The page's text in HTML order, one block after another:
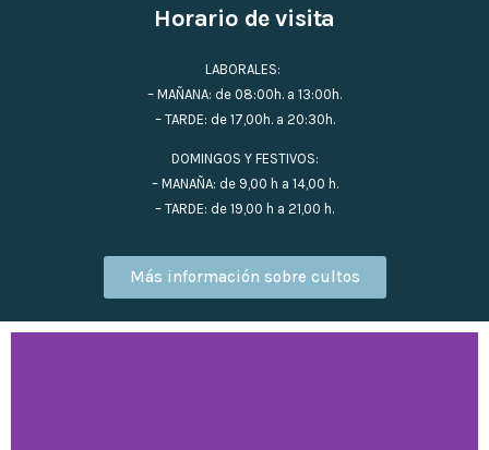
Horario de visita
LABORALES:
– MAÑANA: de 08:00h. a 13:00h.
– TARDE: de 17,00h. a 20:30h.
DOMINGOS Y FESTIVOS:
– MANAÑA: de 9,00 h a 14,00 h.
– TARDE: de 19,00 h a 21,00 h.
Más información sobre cultos